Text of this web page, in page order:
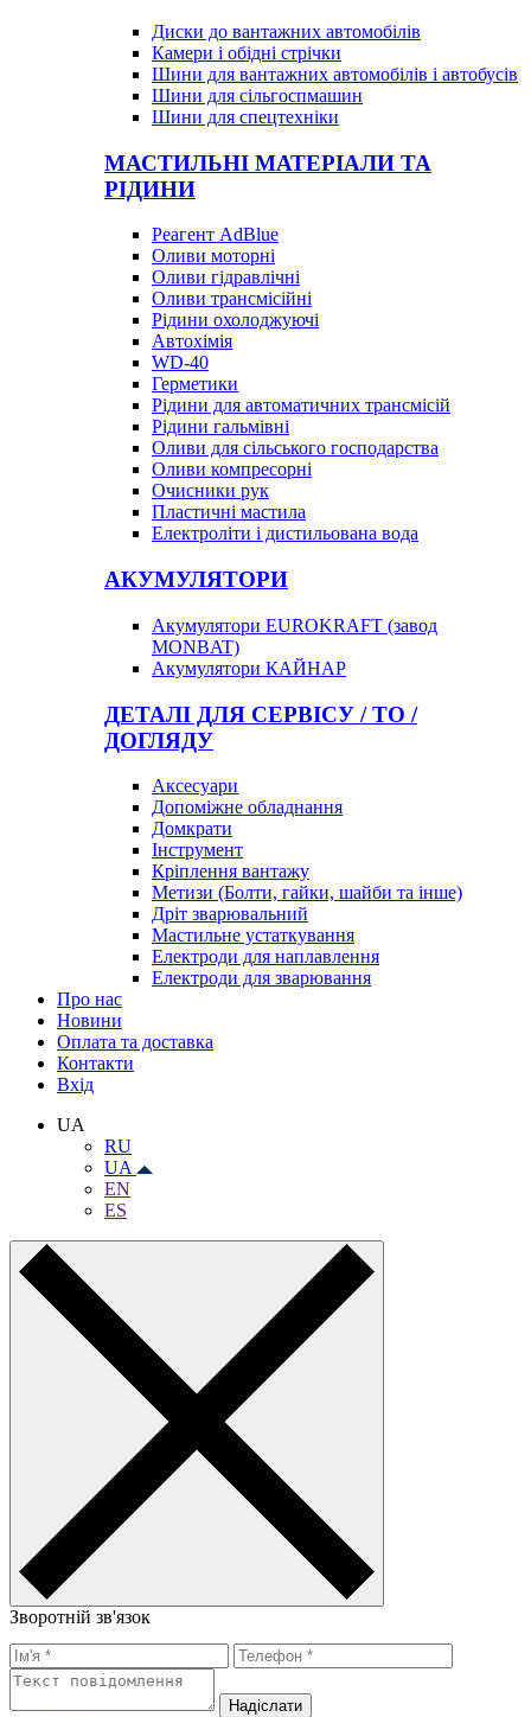
Диски до вантажних автомобілів
Камери і обідні стрічки
Шини для вантажних автомобілів і автобусів
Шини для сільгоспмашин
Шини для спецтехніки
МАСТИЛЬНІ МАТЕРІАЛИ ТА
РІДИНИ
Реагент AdBlue
Оливи моторні
Оливи гідравлічні
Оливи трансмісійні
Рідини охолоджуючі
Автохімія
WD-40
Герметики
Рідини для автоматичних трансмісій
Рідини гальмівні
Оливи для сільського господарства
Оливи компресорні
Очисники рук
Пластичні мастила
Електроліти і дистильована вода
АКУМУЛЯТОРИ
Акумулятори EUROKRAFT (завод
MONBAT)
Акумулятори КАЙНАР
ДЕТАЛІ ДЛЯ СЕРВІСУ / ТО /
ДОГЛЯДУ
Аксесуари
Допоміжне обладнання
Домкрати
Інструмент
Кріплення вантажу
Метизи (Болти, гайки, шайби та інше)
Дріт зварювальний
Мастильне устаткування
Електроди для наплавлення
Електроди для зварювання
Про нас
Новини
Оплата та доставка
Контакти
Вхiд
UA
RU
UA
EN
ES
Зворотній зв'язок
Надiслати